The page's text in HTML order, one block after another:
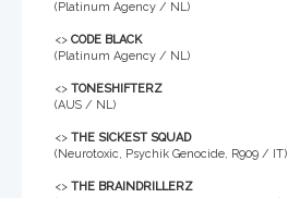
(Platinum Agency / NL)
<> CODE BLACK
(Platinum Agency / NL)
<> TONESHIFTERZ
(AUS / NL)
<> THE SICKEST SQUAD
(Neurotoxic, Psychik Genocide, R909 / IT)
<> THE BRAINDRILLERZ